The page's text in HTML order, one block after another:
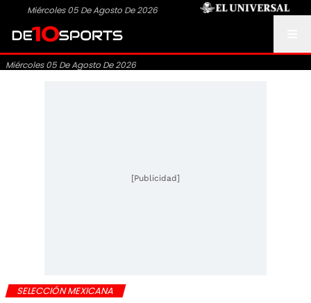
Miércoles 05 De Agosto De 2026
Miércoles 05 De Agosto De 2026
[Publicidad]
SELECCIÓN MEXICANA